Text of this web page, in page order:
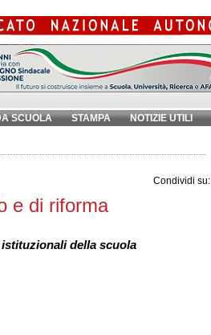
SCUOLA STAMPA NOTIZIE UTILI
Condividi su:
e di riforma
della scuola